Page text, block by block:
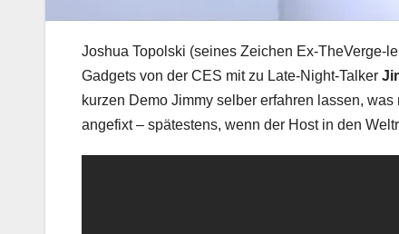
Joshua Topolski (seines Zeichen Ex-TheVerge-
Gadgets von der CES mit zu Late-Night-Talker
kurzen Demo Jimmy selber erfahren lassen,
angefixt – spätestens, wenn der Host in den